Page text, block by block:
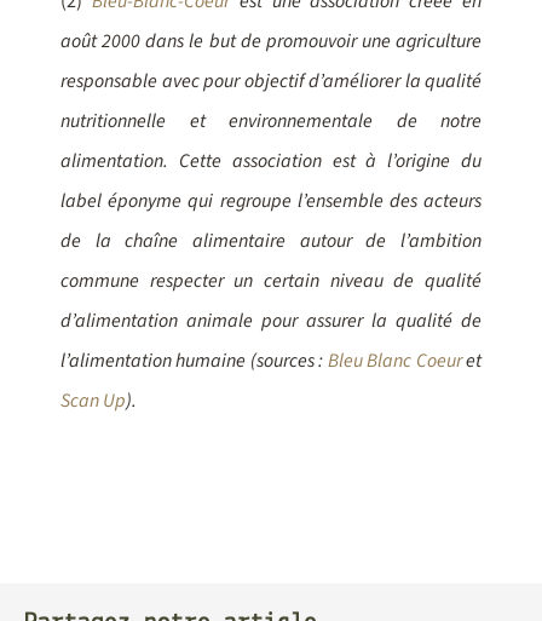
août 2000 dans le but de promouvoir une agriculture
responsable avec pour objectif d’améliorer la qualité
nutritionnelle et environnementale de notre
alimentation. Cette association est à l’origine du
label éponyme qui regroupe l’ensemble des acteurs
de la chaîne alimentaire autour de l’ambition
commune respecter un certain niveau de qualité
d’alimentation animale pour assurer la qualité de
l’alimentation humaine (sources :Bleu Blanc Coeuret
Scan Up).